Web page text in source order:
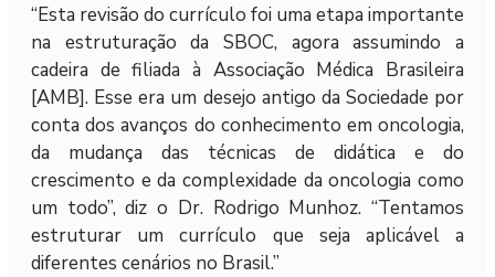
“Esta revisão do currículo foi uma etapa importante
na estruturação da SBOC, agora assumindo a
cadeira de filiada à Associação Médica Brasileira
[AMB]. Esse era um desejo antigo da Sociedade por
conta dos avanços do conhecimento em oncologia,
da mudança das técnicas de didática e do
crescimento e da complexidade da oncologia como
um todo”, diz o Dr. Rodrigo Munhoz. “Tentamos
estruturar um currículo que seja aplicável a
diferentes cenários no Brasil.”